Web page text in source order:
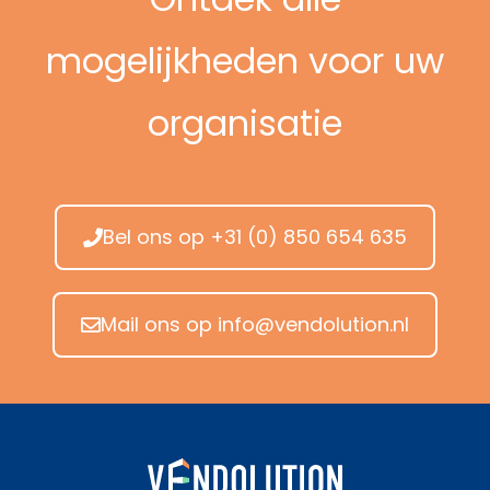
mogelijkheden voor uw
organisatie
Bel ons op +31 (0) 850 654 635
Mail ons op info@vendolution.nl